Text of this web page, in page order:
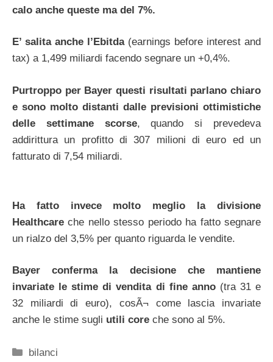
calo anche queste ma del 7%.
E’ salita anche l’Ebitda(earnings before interest and
tax) a 1,499 miliardi facendo segnare un +0,4%.
Purtroppo per Bayer questi risultati parlano chiaro
e sono molto distanti dalle previsioni ottimistiche
delle settimane scorse, quando si prevedeva
addirittura un profitto di 307 milioni di euro ed un
fatturato di 7,54 miliardi.
Ha fatto invece molto meglio la divisione
Healthcare che nello stesso periodo ha fatto segnare
un rialzo del 3,5% per quanto riguarda le vendite.
Bayer conferma la decisione che mantiene
invariate le stime di vendita di fine anno(tra 31 e
32 miliardi di euro), cosÃ¬ come lascia invariate
anche le stime sugli utili core che sono al 5%.
Categorie
bilanci